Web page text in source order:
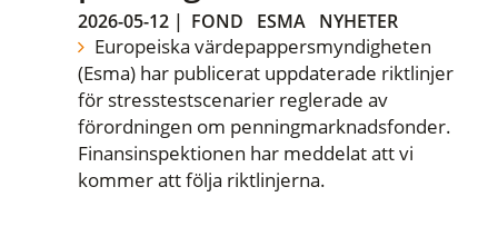
2026-05-12 | FOND ESMA NYHETER
Europeiska värdepappersmyndigheten
(Esma) har publicerat uppdaterade riktlinjer
för stresstestscenarier reglerade av
förordningen om penningmarknadsfonder.
Finansinspektionen har meddelat att vi
kommer att följa riktlinjerna.